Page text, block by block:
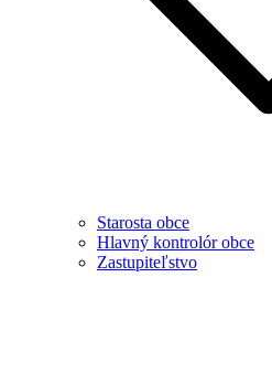
Starosta obce
Hlavný kontrolór obce
Zastupiteľstvo